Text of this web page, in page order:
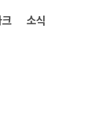
소식